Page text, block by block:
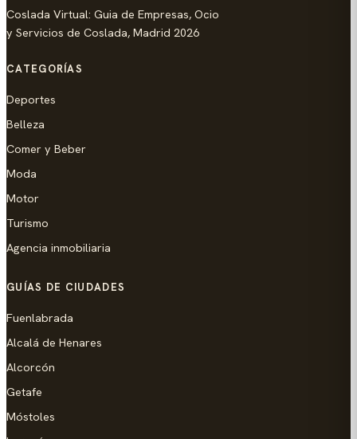
Coslada Virtual: Guia de Empresas, Ocio
y Servicios de Coslada, Madrid 2026
CATEGORÍAS
Deportes
Belleza
Comer y Beber
Moda
Motor
Turismo
Agencia inmobiliaria
GUÍAS DE CIUDADES
Fuenlabrada
Alcalá de Henares
Alcorcón
Getafe
Móstoles